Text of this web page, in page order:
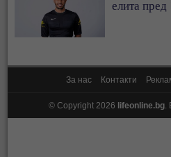
елита
За нас Контакти
© Copyright 2026 lifeonline.bg.